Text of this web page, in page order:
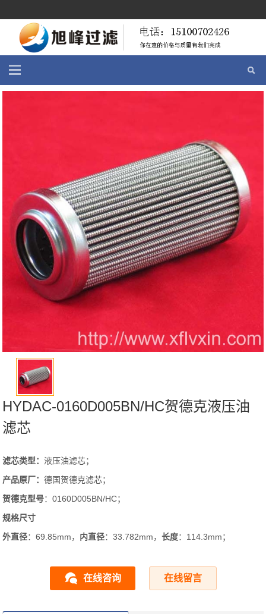
HYDAC-0160D005BN/HC贺德克液压油
滤芯
滤芯类型：液压油滤芯；
产品原厂：德国贺德克滤芯；
贺德克型号：0160D005BN/HC；
规格尺寸
外直径：69.85mm， 内直径：33.782mm，长度：114.3mm；
在线咨询 在线留言